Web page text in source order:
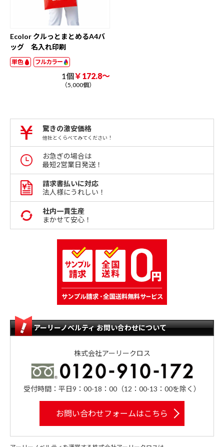
Ecolor クルっとまとめるA4バ
ッグ 名入れ印刷
単色 フルカラー
1個￥172.8～
（5,000個）
驚きの激安価格
他社とくらべてみてください！
お急ぎの場合は
最短2営業日発送！
請求書払いに対応
法人様にうれしい！
社内一貫生産
まかせて安心！
アーリーノベルティ お問い合わせについて
株式会社アーリークロス
受付時間：平日9：00-18：00（12：00-13：00を除く）
お問い合わせフォームはこちら